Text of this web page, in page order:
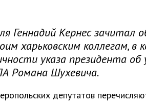
Геннадий Кернес зачитал
харьковским коллегам,
указа президента об
Романа Шухевича.
депутатов